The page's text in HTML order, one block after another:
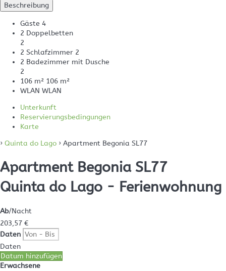
Beschreibung
Gäste 4
2 Doppelbetten
2
2 Schlafzimmer 2
2 Badezimmer mit Dusche
2
106 m² 106 m²
WLAN WLAN
Unterkunft
Reservierungsbedingungen
Karte
› Quinta do Lago › Apartment Begonia SL77
Apartment Begonia SL77
Quinta do Lago - Ferienwohnung
Ab/Nacht
203,57 €
Daten
Daten
Datum hinzufügen
Erwachsene